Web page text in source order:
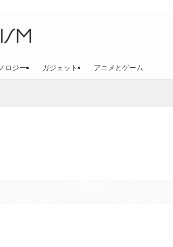
ロジー ガジェット アニメとゲーム